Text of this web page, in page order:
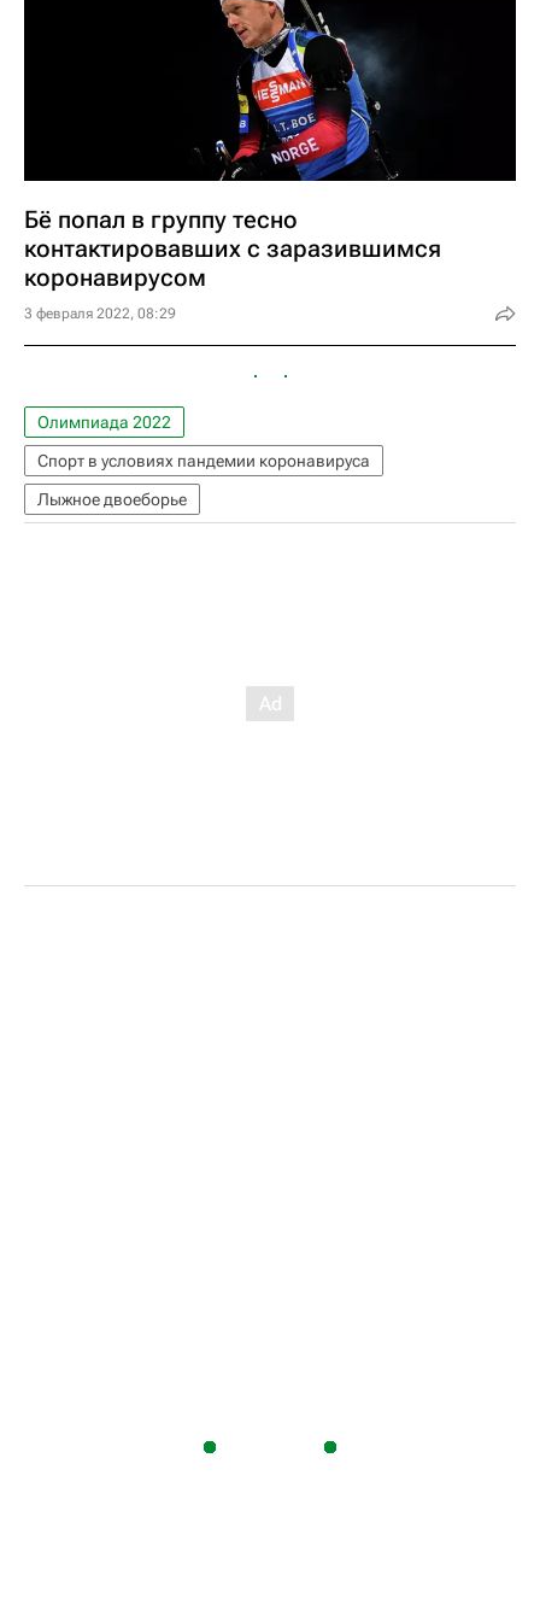
Бё попал в группу тесно
контактировавших с заразившимся
коронавирусом
3 февраля 2022, 08:29
Олимпиада 2022
Спорт в условиях пандемии коронавируса
Лыжное двоеборье